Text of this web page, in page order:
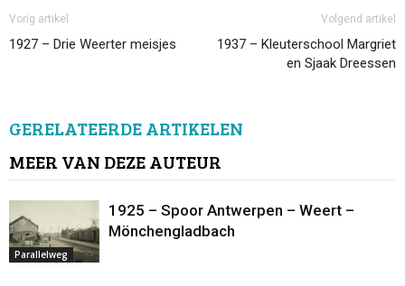
Vorig artikel
1927 – Drie Weerter meisjes
Volgend artikel
1937 – Kleuterschool Margriet
en Sjaak Dreessen
GERELATEERDE ARTIKELEN
MEER VAN DEZE AUTEUR
Parallelweg
1925 – Spoor Antwerpen – Weert –
Mönchengladbach